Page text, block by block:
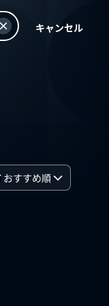
キャンセル
おすすめ順